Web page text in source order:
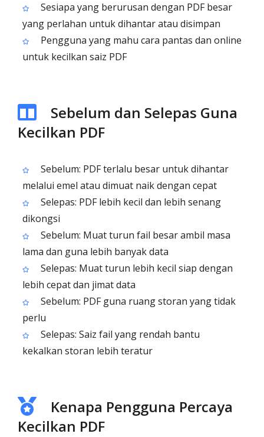
Sesiapa yang berurusan dengan PDF besar
yang perlahan untuk dihantar atau disimpan
Pengguna yang mahu cara pantas dan online
untuk kecilkan saiz PDF
Sebelum dan Selepas Guna
Kecilkan PDF
Sebelum: PDF terlalu besar untuk dihantar
melalui emel atau dimuat naik dengan cepat
Selepas: PDF lebih kecil dan lebih senang
dikongsi
Sebelum: Muat turun fail besar ambil masa
lama dan guna lebih banyak data
Selepas: Muat turun lebih kecil siap dengan
lebih cepat dan jimat data
Sebelum: PDF guna ruang storan yang tidak
perlu
Selepas: Saiz fail yang rendah bantu
kekalkan storan lebih teratur
Kenapa Pengguna Percaya
Kecilkan PDF